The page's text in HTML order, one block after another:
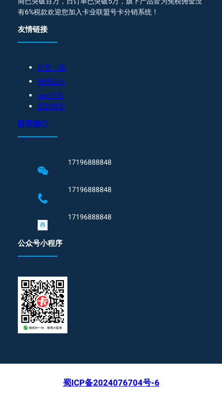
有6%税款欢迎您加入卡业联盟号卡分销系统！
友情链接
注册一级
登录后台
app下载
回到首页
联系我们
17196888848
17196888848
17196888848
公众号小程序
蜀ICP备2024076704号-6